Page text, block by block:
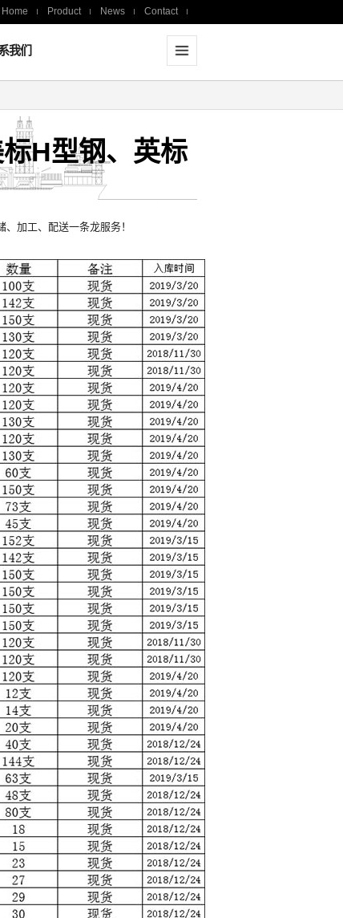
Home Product News Contact
我们
H型钢、英标
加工、配送一条龙服务！